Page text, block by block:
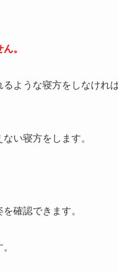
。
ような寝方をしなけれ
い寝方をします。
確認できます。